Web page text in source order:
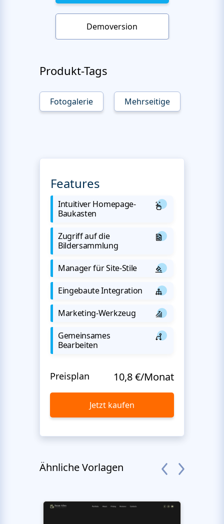
Demoversion
Produkt-Tags
Fotogalerie Mehrseitige
Features
Intuitiver Homepage-
Baukasten
Zugriff auf die
Bildersammlung
Manager für Site-Stile
Eingebaute Integration
Marketing-Werkzeug
Gemeinsames
Bearbeiten
Preisplan 10,8 €/Monat
Jetzt kaufen
Ähnliche Vorlagen